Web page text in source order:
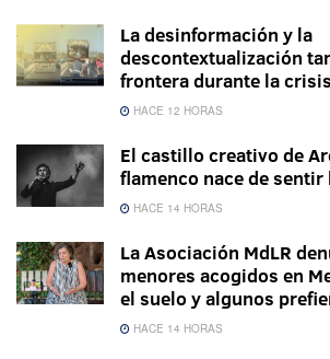
La desinformación y la
descontextualización
frontera durante la
HACE 12 HORAS
El castillo creativo de
flamenco nace de sentir
HACE 14 HORAS
La Asociación MdLR
menores acogidos en
el suelo y algunos
HACE 14 HORAS